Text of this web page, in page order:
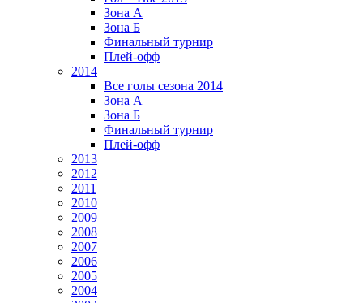
Зона А
Зона Б
Финальный турнир
Плей-офф
2014
Все голы сезона 2014
Зона А
Зона Б
Финальный турнир
Плей-офф
2013
2012
2011
2010
2009
2008
2007
2006
2005
2004